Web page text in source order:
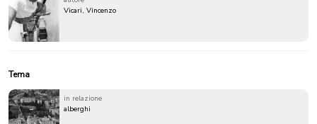
Vicari, Vincenzo
Tema
in relazione
alberghi